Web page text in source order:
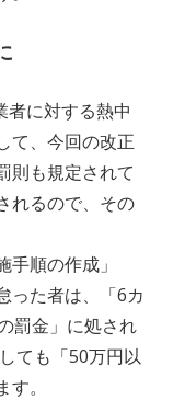
者に対する熱中
て、今回の改正
則も規定されて
れるので、その
順の作成」
った者は、「6カ
罰金」に処され
ても「50万円以
。